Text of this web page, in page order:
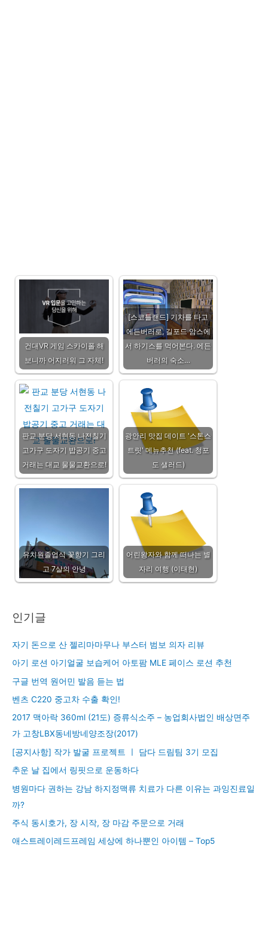
건대VR 게임 스카이폴 해
보니까 어지러워 그 자체!
[스코틀랜드] 기차를 타고
에든버러로, 길포드 암스에
서 하기스를 먹어본다. 에든
버러의 숙소…
판교 분당 서현동 나전칠기
고가구 도자기 밥공기 중고
거래는 대교 물물교환으로!
광안리 맛집 데이트 '스톤스
트릿' 메뉴추천 (feat. 청포
도 샐러드)
유치원졸업식 꽃향기 그리
고 7살의 안녕
어린왕자와 함께 떠나는 별
자리 여행 (이태현)
인기글
자기 돈으로 산 젤리마마무나 부스터 범보 의자 리뷰
아기 로션 아기얼굴 보습케어 아토팜 MLE 페이스 로션 추천
구글 번역 원어민 발음 듣는 법
벤츠 C220 중고차 수출 확인!
2017 맥아락 360ml (21도) 증류식소주 – 농업회사법인 배상면주
가 고창LBX동네방네양조장(2017)
[공지사항] 작가 발굴 프로젝트 ㅣ 담다 드림팀 3기 모집
추운 날 집에서 링핏으로 운동하다
병원마다 권하는 강남 하지정맥류 치료가 다른 이유는 과잉진료일
까?
주식 동시호가, 장 시작, 장 마감 주문으로 거래
애스트레이레드프레임 세상에 하나뿐인 아이템 – Top5